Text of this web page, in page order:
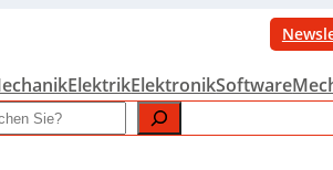
ElektrikElektronikSoftware